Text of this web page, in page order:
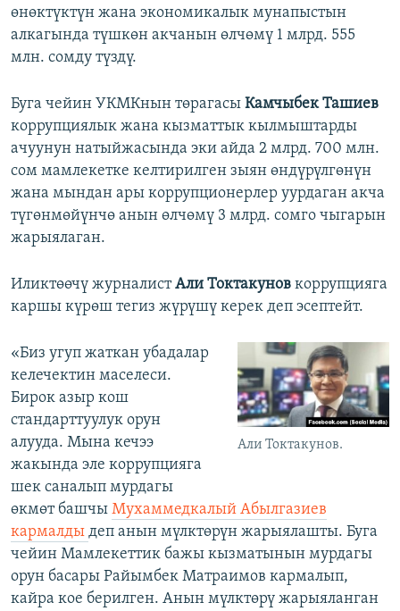
өнөктүктүн жана экономикалык мунапыстын
алкагында түшкөн акчанын өлчөмү 1 млрд. 555
млн. сомду түздү.
Буга чейин УКМКнын төрагасы Камчыбек Ташиев
коррупциялык жана кызматтык кылмыштарды
ачуунун натыйжасында эки айда 2 млрд. 700 млн.
сом мамлекетке келтирилген зыян өндүрүлгөнүн
жана мындан ары коррупционерлер уурдаган акча
түгөнмөйүнчө анын өлчөмү 3 млрд. сомго чыгарын
жарыялаган.
Иликтөөчү журналистАли Токтакунов коррупцияга
каршы күрөш тегиз жүрүшү керек деп эсептейт.
Али Токтакунов.
«Биз угуп жаткан убадалар
келечектин маселеси.
Бирок азыр кош
стандарттуулук орун
алууда. Мына кечээ
жакында эле коррупцияга
шек саналып мурдагы
өкмөт башчы Мухаммедкалый Абылгазиев
кармалды деп анын мүлктөрүн жарыялашты. Буга
чейин Мамлекеттик бажы кызматынын мурдагы
орун басары Райымбек Матраимов кармалып,
кайра кое берилген. Анын мүлктөрү жарыяланган